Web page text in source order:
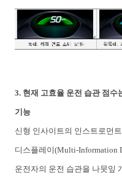
3. 현재 고효율 운전 습관 점수
기능
신형 인사이트의 인스트로먼트
디스플레이(Multi-Information
운전자의 운전 습관을 나뭇잎